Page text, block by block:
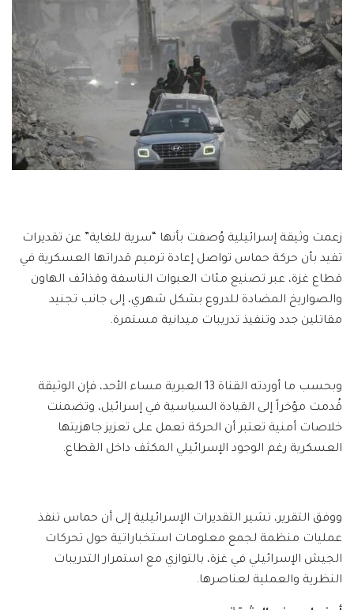
زعمت وثيقة إسرائيلية وُصفت بأنها “سرية للغاية” عن تقديرات
تفيد بأن حركة حماس تواصل إعادة ترميم قدراتها العسكرية في
قطاع غزة، عبر تصنيع مئات العبوات الناسفة وقذائف الهاون
والصواريخ المضادة للدروع بشكل شهري، إلى جانب تجنيد
مقاتلين جدد وتنفيذ تدريبات ميدانية مستمرة.
وبحسب ما أوردته القناة 13 العبرية مساء الأحد، فإن الوثيقة
قُدمت مؤخراً إلى القيادة السياسية في إسرائيل، وتضمنت
خلاصات أمنية تعتبر أن الحركة تعمل على تعزيز جاهزيتها
العسكرية رغم الوجود الإسرائيلي المكثف داخل القطاع.
ووفق التقرير، تشير التقديرات الإسرائيلية إلى أن حماس تنفذ
عمليات منظمة لجمع معلومات استخباراتية حول تحركات
الجيش الإسرائيلي في غزة، بالتوازي مع استمرار التدريبات
النظرية والعملية لعناصرها.